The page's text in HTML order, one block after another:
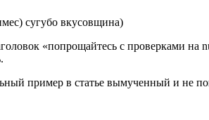
сугубо вкусовщина)
«попрощайтесь с проверками на
пример в статье вымученный и не